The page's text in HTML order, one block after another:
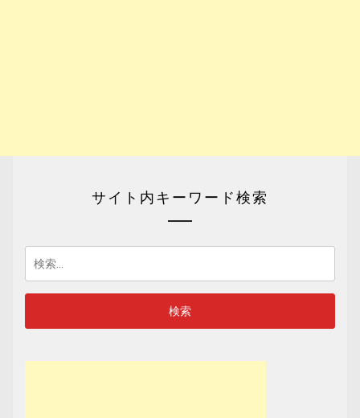
サイト内キーワード検索
検
索: